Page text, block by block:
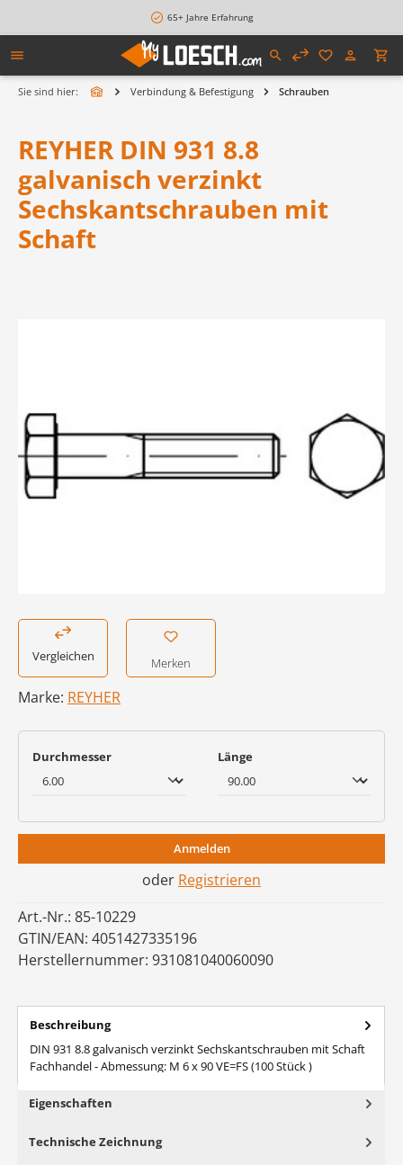
65+ Jahre Erfahrung
Sie sind hier: Verbindung & Befestigung Schrauben
REYHER DIN 931 8.8
galvanisch verzinkt
Sechskantschrauben mit
Schaft
Vergleichen Merken
Marke: REYHER
Durchmesserauswählen Längeauswählen
Anmelden
oder Registrieren
Art.-Nr.: 85-10229
GTIN/EAN: 4051427335196
Herstellernummer: 931081040060090
Beschreibung
DIN 931 8.8 galvanisch verzinkt Sechskantschrauben mit Schaft
Fachhandel - Abmessung: M 6 x 90 VE=FS (100 Stück )
Eigenschaften
Technische Zeichnung